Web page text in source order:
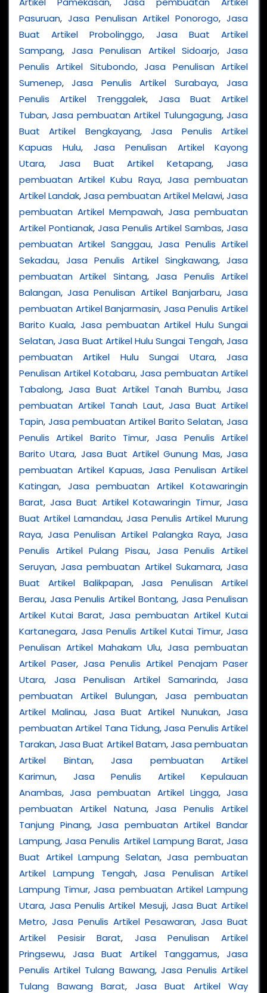
Pasuruan, Jasa Penulisan Artikel Ponorogo,Jasa
Buat Artikel Probolinggo, Jasa Buat Artikel
Sampang, Jasa Penulisan Artikel Sidoarjo,Jasa
Penulis Artikel Situbondo,Jasa Penulisan Artikel
Sumenep,Jasa Penulis Artikel Surabaya,Jasa
Penulis Artikel Trenggalek, Jasa Buat Artikel
Tuban,Jasa pembuatan Artikel Tulungagung,Jasa
Buat Artikel Bengkayang,Jasa Penulis Artikel
Kapuas Hulu, Jasa Penulisan Artikel Kayong
Utara, Jasa Buat Artikel Ketapang,Jasa
pembuatan Artikel Kubu Raya, Jasa pembuatan
Artikel Landak,Jasa pembuatan Artikel Melawi,Jasa
pembuatan Artikel Mempawah, Jasa pembuatan
Artikel Pontianak, Jasa Penulis Artikel Sambas,Jasa
pembuatan Artikel Sanggau,Jasa Penulis Artikel
Sekadau,Jasa Penulis Artikel Singkawang,Jasa
pembuatan Artikel Sintang,Jasa Penulis Artikel
Balangan,Jasa Penulisan Artikel Banjarbaru,Jasa
pembuatan Artikel Banjarmasin, Jasa Penulis Artikel
Barito Kuala, Jasa pembuatan Artikel Hulu Sungai
Selatan,Jasa Buat Artikel Hulu Sungai Tengah,Jasa
pembuatan Artikel Hulu Sungai Utara,Jasa
Penulisan Artikel Kotabaru, Jasa pembuatan Artikel
Tabalong,Jasa Buat Artikel Tanah Bumbu,Jasa
pembuatan Artikel Tanah Laut, Jasa Buat Artikel
Tapin, Jasa pembuatan Artikel Barito Selatan,Jasa
Penulis Artikel Barito Timur,Jasa Penulis Artikel
Barito Utara, Jasa Buat Artikel Gunung Mas,Jasa
pembuatan Artikel Kapuas,Jasa Penulisan Artikel
Katingan, Jasa pembuatan Artikel Kotawaringin
Barat, Jasa Buat Artikel Kotawaringin Timur,Jasa
Buat Artikel Lamandau, Jasa Penulis Artikel Murung
Raya,Jasa Penulisan Artikel Palangka Raya,Jasa
Penulis Artikel Pulang Pisau, Jasa Penulis Artikel
Seruyan,Jasa pembuatan Artikel Sukamara,Jasa
Buat Artikel Balikpapan,Jasa Penulisan Artikel
Berau, Jasa Penulis Artikel Bontang, Jasa Penulisan
Artikel Kutai Barat, Jasa pembuatan Artikel Kutai
Kartanegara, Jasa Penulis Artikel Kutai Timur, Jasa
Penulisan Artikel Mahakam Ulu, Jasa pembuatan
Artikel Paser, Jasa Penulis Artikel Penajam Paser
Utara, Jasa Penulisan Artikel Samarinda,Jasa
pembuatan Artikel Bulungan, Jasa pembuatan
Artikel Malinau, Jasa Buat Artikel Nunukan,Jasa
pembuatan Artikel Tana Tidung,Jasa Penulis Artikel
Tarakan,Jasa Buat Artikel Batam,Jasa pembuatan
Artikel Bintan, Jasa pembuatan Artikel
Karimun, Jasa Penulis Artikel Kepulauan
Anambas,Jasa pembuatan Artikel Lingga,Jasa
pembuatan Artikel Natuna,Jasa Penulis Artikel
Tanjung Pinang,Jasa pembuatan Artikel Bandar
Lampung,Jasa Penulis Artikel Lampung Barat,Jasa
Buat Artikel Lampung Selatan,Jasa pembuatan
Artikel Lampung Tengah,Jasa Penulisan Artikel
Lampung Timur,Jasa pembuatan Artikel Lampung
Utara,Jasa Penulis Artikel Mesuji, Jasa Buat Artikel
Metro, Jasa Penulis Artikel Pesawaran, Jasa Buat
Artikel Pesisir Barat, Jasa Penulisan Artikel
Pringsewu,Jasa Buat Artikel Tanggamus,Jasa
Penulis Artikel Tulang Bawang, Jasa Penulis Artikel
Tulang Bawang Barat, Jasa Buat Artikel Way